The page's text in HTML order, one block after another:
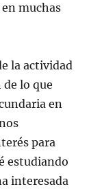
muchas
la actividad
lo que
en
para
estudiando
interesada